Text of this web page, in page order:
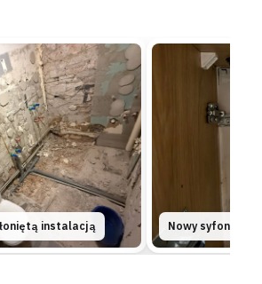
w bloku
ocynkowy ograniczał ciśnienie
wymieniliśmy odcinek pionu z
wróciło do normy w całym
na miejscu
instalacją Nowy syfon pod